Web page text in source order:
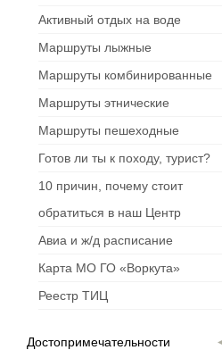
Активный отдых на воде
Маршруты лыжные
Маршруты комбинированные
Маршруты этнические
Маршруты пешеходные
Готов ли ты к походу, турист?
10 причин, почему стоит
обратиться в наш Центр
Авиа и ж/д расписание
Карта МО ГО «Воркута»
Реестр ТИЦ
Достопримечательности